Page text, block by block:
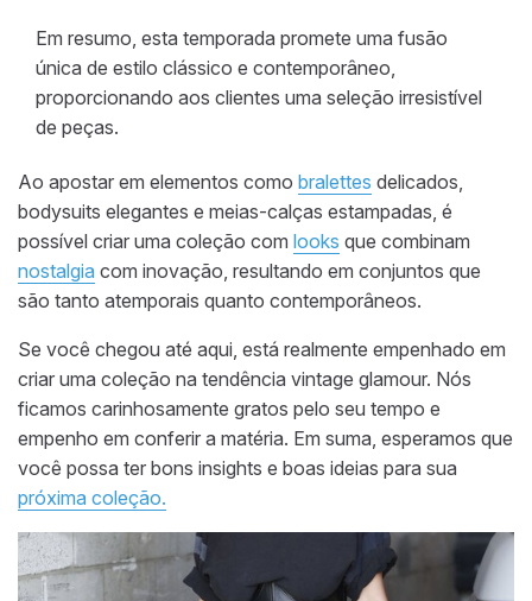
Em resumo, esta temporada promete uma fusão
única de estilo clássico e contemporâneo,
proporcionando aos clientes uma seleção irresistível
de peças.
Ao apostar em elementos como bralettes delicados,
bodysuits elegantes e meias-calças estampadas, é
possível criar uma coleção com looks que combinam
nostalgia com inovação, resultando em conjuntos que
são tanto atemporais quanto contemporâneos.
Se você chegou até aqui, está realmente empenhado em
criar uma coleção na tendência vintage glamour. Nós
ficamos carinhosamente gratos pelo seu tempo e
empenho em conferir a matéria. Em suma, esperamos que
você possa ter bons insights e boas ideias para sua
próxima coleção.